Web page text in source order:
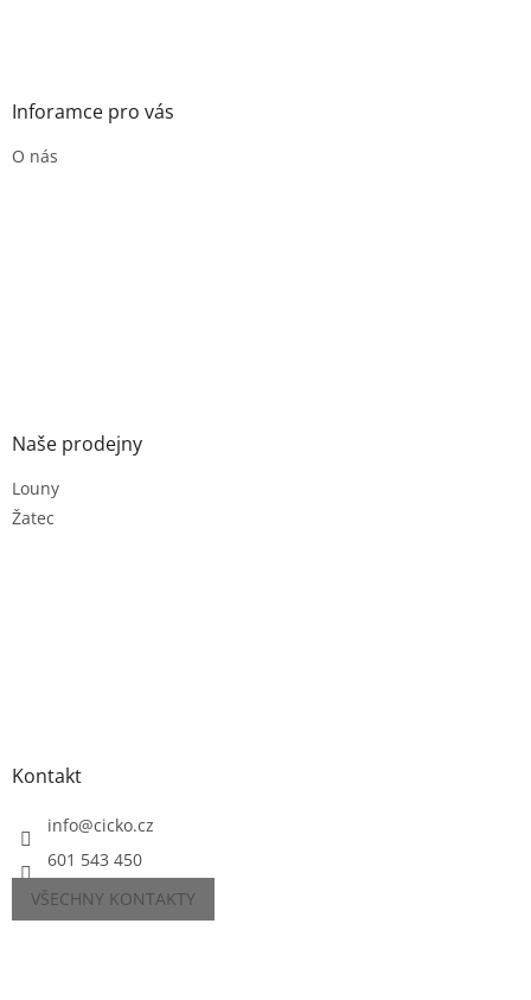
Inforamce pro vás
O nás
Naše prodejny
Louny
Žatec
Kontakt
info@cicko.cz
601 543 450
VŠECHNY KONTAKTY